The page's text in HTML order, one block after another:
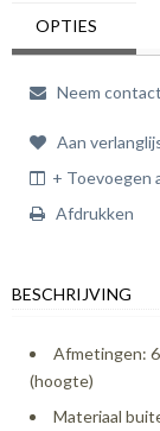
OPTIES
Neem
Aan
+ Toevoegen
Afdrukken
BESCHRIJVING
Afmetingen:
(hoogte)
Materiaal